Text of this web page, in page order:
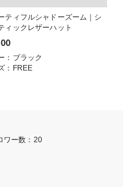
ティフルシャドーズーム｜シ
ィックレザーハット
：ブラック
：FREE
ー数：20